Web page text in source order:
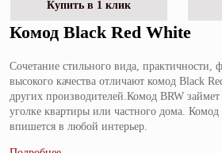
Купить в 1 клик
Комод Black Red White
Сочетание стильного вида, практичности,
высокого качества отличают комод Black
других производителей.Комод BRW
уголке квартиры или частного дома.
впишется в любой интерьер.